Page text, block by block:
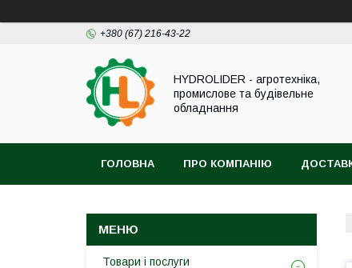
+380 (67) 216-43-22
HYDROLIDER - агротехніка,
промислове та будівельне
обладнання
ГОЛОВНА ПРО КОМПАНІЮ
Товари і послуги